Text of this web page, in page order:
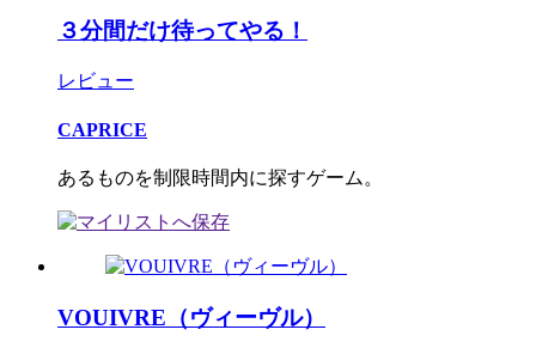
３分間だけ待ってやる！
レビュー
CAPRICE
あるものを制限時間内に探すゲーム。
VOUIVRE（ヴィーヴル）